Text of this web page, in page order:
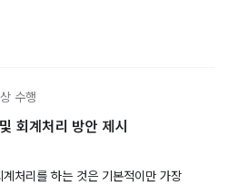
수행
회계처리 방안 제시
처리를 하는 것은 기본적이만 가장